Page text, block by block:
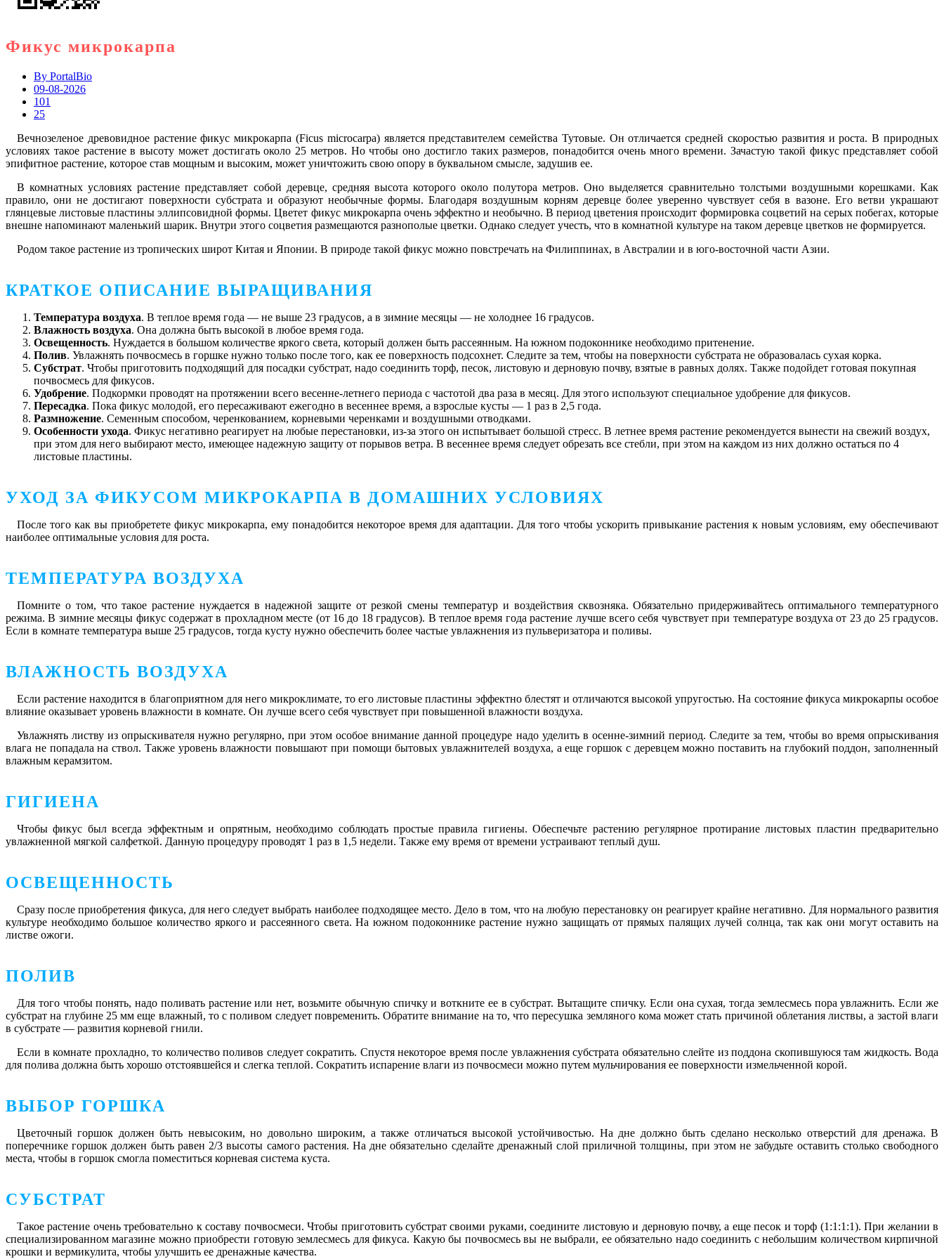
Фикус микрокарпа
By PortalBio
09-08-2026
101
25
Вечнозеленое древовидное растение фикус микрокарпа (Ficus microcarpa) является представителем семейства Тутовые. Он отличается средней скоростью развития и роста. В природных
условиях такое растение в высоту может достигать около 25 метров. Но чтобы оно достигло таких размеров, понадобится очень много времени. Зачастую такой фикус представляет собой
эпифитное растение, которое став мощным и высоким, может уничтожить свою опору в буквальном смысле, задушив ее.
В комнатных условиях растение представляет собой деревце, средняя высота которого около полутора метров. Оно выделяется сравнительно толстыми воздушными корешками. Как
правило, они не достигают поверхности субстрата и образуют необычные формы. Благодаря воздушным корням деревце более уверенно чувствует себя в вазоне. Его ветви украшают
глянцевые листовые пластины эллипсовидной формы. Цветет фикус микрокарпа очень эффектно и необычно. В период цветения происходит формировка соцветий на серых побегах, которые
внешне напоминают маленький шарик. Внутри этого соцветия размещаются разнополые цветки. Однако следует учесть, что в комнатной культуре на таком деревце цветков не формируется.
Родом такое растение из тропических широт Китая и Японии. В природе такой фикус можно повстречать на Филиппинах, в Австралии и в юго-восточной части Азии.
КРАТКОЕ ОПИСАНИЕ ВЫРАЩИВАНИЯ
Температура воздуха. В теплое время года — не выше 23 градусов, а в зимние месяцы — не холоднее 16 градусов.
Влажность воздуха. Она должна быть высокой в любое время года.
Освещенность. Нуждается в большом количестве яркого света, который должен быть рассеянным. На южном подоконнике необходимо притенение.
Полив. Увлажнять почвосмесь в горшке нужно только после того, как ее поверхность подсохнет. Следите за тем, чтобы на поверхности субстрата не образовалась сухая корка.
Субстрат. Чтобы приготовить подходящий для посадки субстрат, надо соединить торф, песок, листовую и дерновую почву, взятые в равных долях. Также подойдет готовая покупная
почвосмесь для фикусов.
Удобрение. Подкормки проводят на протяжении всего весенне-летнего периода с частотой два раза в месяц. Для этого используют специальное удобрение для фикусов.
Пересадка. Пока фикус молодой, его пересаживают ежегодно в весеннее время, а взрослые кусты — 1 раз в 2,5 года.
Размножение. Семенным способом, черенкованием, корневыми черенками и воздушными отводками.
Особенности ухода. Фикус негативно реагирует на любые перестановки, из-за этого он испытывает большой стресс. В летнее время растение рекомендуется вынести на свежий воздух,
при этом для него выбирают место, имеющее надежную защиту от порывов ветра. В весеннее время следует обрезать все стебли, при этом на каждом из них должно остаться по 4
листовые пластины.
УХОД ЗА ФИКУСОМ МИКРОКАРПА В ДОМАШНИХ УСЛОВИЯХ
После того как вы приобретете фикус микрокарпа, ему понадобится некоторое время для адаптации. Для того чтобы ускорить привыкание растения к новым условиям, ему обеспечивают
наиболее оптимальные условия для роста.
ТЕМПЕРАТУРА ВОЗДУХА
Помните о том, что такое растение нуждается в надежной защите от резкой смены температур и воздействия сквозняка. Обязательно придерживайтесь оптимального температурного
режима. В зимние месяцы фикус содержат в прохладном месте (от 16 до 18 градусов). В теплое время года растение лучше всего себя чувствует при температуре воздуха от 23 до 25 градусов.
Если в комнате температура выше 25 градусов, тогда кусту нужно обеспечить более частые увлажнения из пульверизатора и поливы.
ВЛАЖНОСТЬ ВОЗДУХА
Если растение находится в благоприятном для него микроклимате, то его листовые пластины эффектно блестят и отличаются высокой упругостью. На состояние фикуса микрокарпы особое
влияние оказывает уровень влажности в комнате. Он лучше всего себя чувствует при повышенной влажности воздуха.
Увлажнять листву из опрыскивателя нужно регулярно, при этом особое внимание данной процедуре надо уделить в осенне-зимний период. Следите за тем, чтобы во время опрыскивания
влага не попадала на ствол. Также уровень влажности повышают при помощи бытовых увлажнителей воздуха, а еще горшок с деревцем можно поставить на глубокий поддон, заполненный
влажным керамзитом.
ГИГИЕНА
Чтобы фикус был всегда эффектным и опрятным, необходимо соблюдать простые правила гигиены. Обеспечьте растению регулярное протирание листовых пластин предварительно
увлажненной мягкой салфеткой. Данную процедуру проводят 1 раз в 1,5 недели. Также ему время от времени устраивают теплый душ.
ОСВЕЩЕННОСТЬ
Сразу после приобретения фикуса, для него следует выбрать наиболее подходящее место. Дело в том, что на любую перестановку он реагирует крайне негативно. Для нормального развития
культуре необходимо большое количество яркого и рассеянного света. На южном подоконнике растение нужно защищать от прямых палящих лучей солнца, так как они могут оставить на
листве ожоги.
ПОЛИВ
Для того чтобы понять, надо поливать растение или нет, возьмите обычную спичку и воткните ее в субстрат. Вытащите спичку. Если она сухая, тогда землесмесь пора увлажнить. Если же
субстрат на глубине 25 мм еще влажный, то с поливом следует повременить. Обратите внимание на то, что пересушка земляного кома может стать причиной облетания листвы, а застой влаги
в субстрате — развития корневой гнили.
Если в комнате прохладно, то количество поливов следует сократить. Спустя некоторое время после увлажнения субстрата обязательно слейте из поддона скопившуюся там жидкость. Вода
для полива должна быть хорошо отстоявшейся и слегка теплой. Сократить испарение влаги из почвосмеси можно путем мульчирования ее поверхности измельченной корой.
ВЫБОР ГОРШКА
Цветочный горшок должен быть невысоким, но довольно широким, а также отличаться высокой устойчивостью. На дне должно быть сделано несколько отверстий для дренажа. В
поперечнике горшок должен быть равен 2/3 высоты самого растения. На дне обязательно сделайте дренажный слой приличной толщины, при этом не забудьте оставить столько свободного
места, чтобы в горшок смогла поместиться корневая система куста.
СУБСТРАТ
Такое растение очень требовательно к составу почвосмеси. Чтобы приготовить субстрат своими руками, соедините листовую и дерновую почву, а еще песок и торф (1:1:1:1). При желании в
специализированном магазине можно приобрести готовую землесмесь для фикуса. Какую бы почвосмесь вы не выбрали, ее обязательно надо соединить с небольшим количеством кирпичной
крошки и вермикулита, чтобы улучшить ее дренажные качества.